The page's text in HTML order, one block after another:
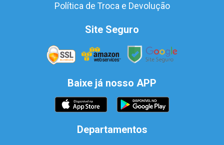
Política de Troca e Devolução
Site Seguro
Baixe já nosso APP
Departamentos